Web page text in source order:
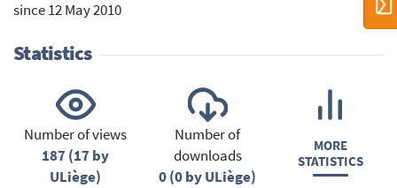
since 12 May 2010
Statistics
Number of views
187 (17 by
ULiège)
Number of
downloads
0 (0 by ULiège)
MORE
STATISTICS